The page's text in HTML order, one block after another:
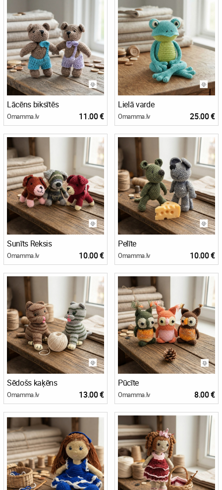
Lācēns biksītēs
Omamma.lv 11.00 €
Lielā varde
Omamma.lv 25.00 €
Sunīts Reksis
Omamma.lv 10.00 €
Pelīte
Omamma.lv 10.00 €
Sēdošs kaķēns
Omamma.lv 13.00 €
Pūcīte
Omamma.lv 8.00 €